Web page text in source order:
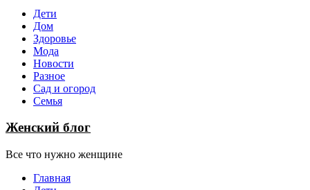
Дети
Дом
Здоровье
Мода
Новости
Разное
Сад и огород
Семья
Женский блог
Все что нужно женщине
Главная